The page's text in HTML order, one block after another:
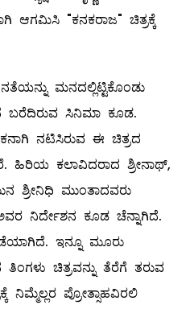
ಆಗಮಿಸಿ "ಕನಕರಾಜ" ಚಿತ್ರಕ್ಕೆ
ಮನದಲ್ಲಿಟ್ಟಿಕೊಂಡು
ಬರೆದಿರುವ ಸಿನಿಮಾ ಕೂಡ.
ನಟಿಸಿರುವ ಈ ಚಿತ್ರದ
ಹಿರಿಯ ಕಲಾವಿದರಾದ ಶ್ರೀನಾಥ್,
ಶ್ರೀನಿಧಿ ಮುಂತಾದವರು
ಅವರ ನಿರ್ದೇಶನ ಕೂಡ ಚೆನ್ನಾಗಿದೆ.
ಇನ್ನೂ ಮೂರು
ಚಿತ್ರವನ್ನು ತೆರೆಗೆ ತರುವ
ನಿಮ್ಮೆಲ್ಲರ ಪ್ರೋತ್ಸಾಹವಿರಲಿ